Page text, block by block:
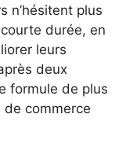
n’hésitent plus
durée, en
leurs
deux
formule de plus
de commerce